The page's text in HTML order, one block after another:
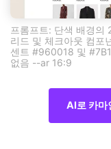
프롬프트: 단색 배경의
리드 및 체크아웃 컴포
센트 #960018 및
없음 --ar 16:9
AI로 카마